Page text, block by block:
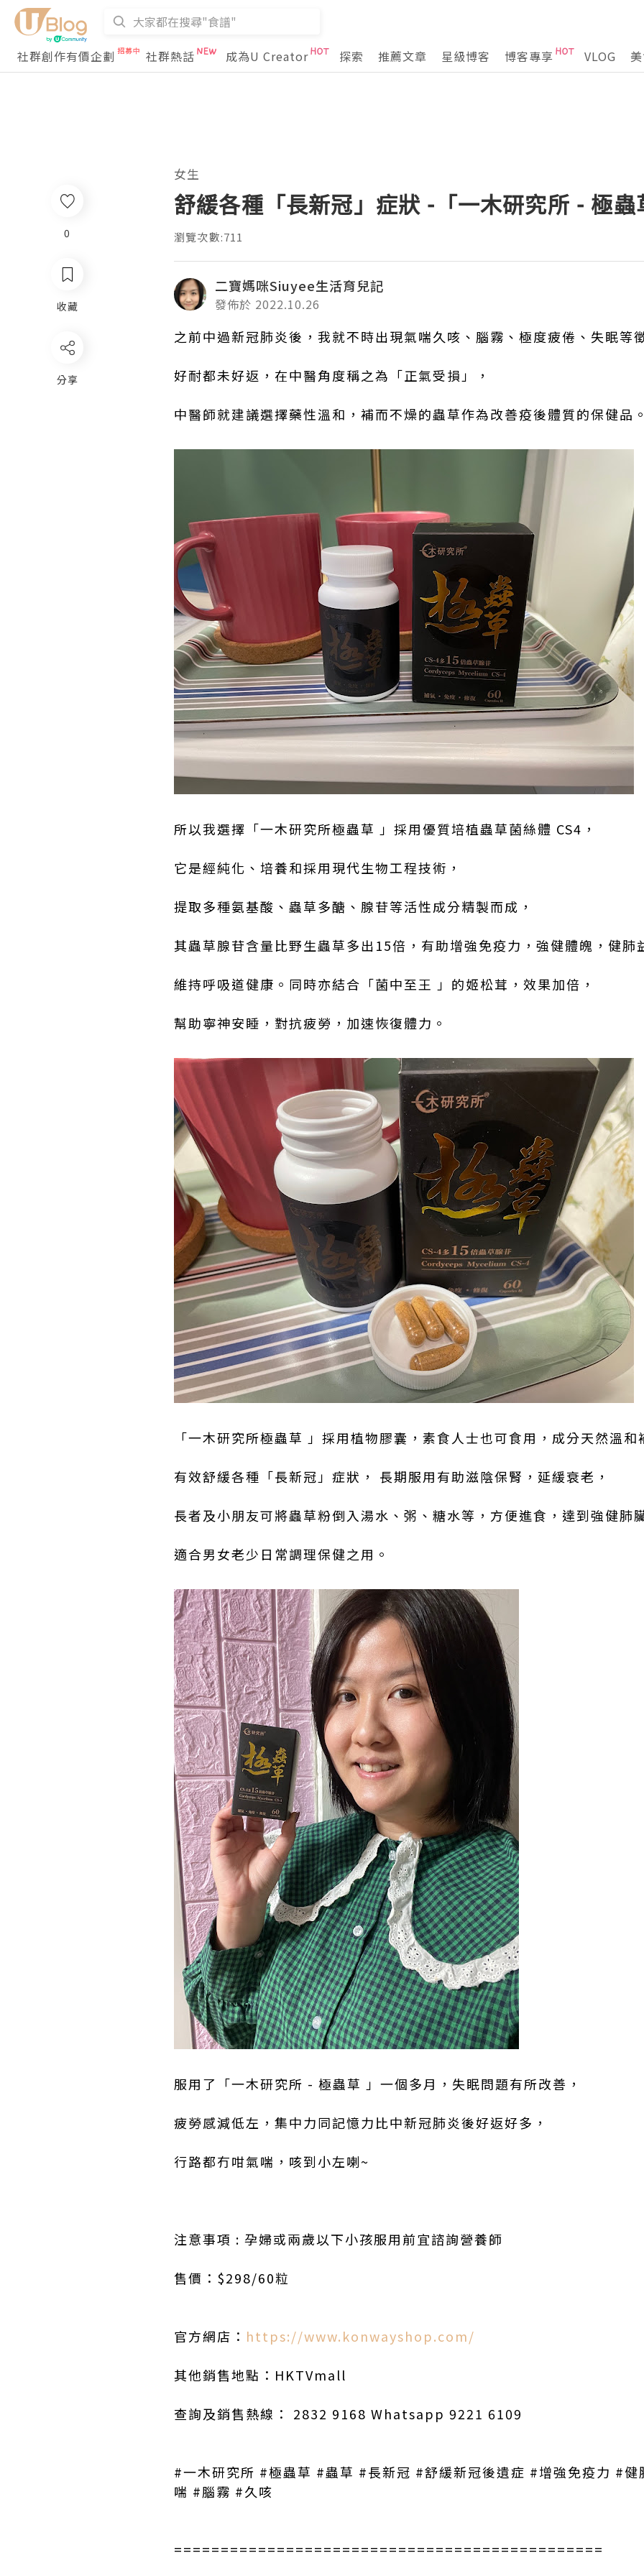
社群創作有價企劃 社群熱話 成為U Creator 探索 推薦文章 星級博客 博客專享 VLOG
0
收藏
分享
女生
舒緩各種「長新冠」症狀 -「一木研究所 - 極蟲
瀏覽次數:711
二寶媽咪Siuyee生活育兒記
發佈於 2022.10.26
之前中過新冠肺炎後，我就不時出現氣喘久咳、腦霧、極度疲倦、失眠等
好耐都未好返，在中醫角度稱之為「正氣受損」，
中醫師就建議選擇藥性溫和，補而不燥的蟲草作為改善疫後體質的保健品
所以我選擇「一木研究所極蟲草 」採用優質培植蟲草菌絲體 CS4，
它是經純化、培養和採用現代生物工程技術，
提取多種氨基酸、蟲草多醣、腺苷等活性成分精製而成，
其蟲草腺苷含量比野生蟲草多出15倍，有助增強免疫力，強健體魄，健肺
維持呼吸道健康。同時亦結合「菌中至王 」的姬松茸，效果加倍，
幫助寧神安睡，對抗疲勞，加速恢復體力。
「一木研究所極蟲草 」採用植物膠囊，素食人士也可食用，成分天然溫
有效舒緩各種「長新冠」症狀， 長期服用有助滋陰保腎，延緩衰老，
長者及小朋友可將蟲草粉倒入湯水、粥、糖水等，方便進食，達到強健肺
適合男女老少日常調理保健之用。
服用了「一木研究所 - 極蟲草 」一個多月，失眠問題有所改善，
疲勞感減低左，集中力同記憶力比中新冠肺炎後好返好多，
行路都冇咁氣喘，咳到小左喇~
注意事項 : 孕婦或兩歲以下小孩服用前宜諮詢營養師
售價：$298/60粒
官方網店： https://www.konwayshop.com/
其他銷售地點：HKTVmall
查詢及銷售熱線： 2832 9168 Whatsapp 9221 6109
#一木研究所 #極蟲草 #蟲草 #長新冠 #舒緩新冠後遺症 #增強免疫力 #
喘 #腦霧 #久咳
==============================================